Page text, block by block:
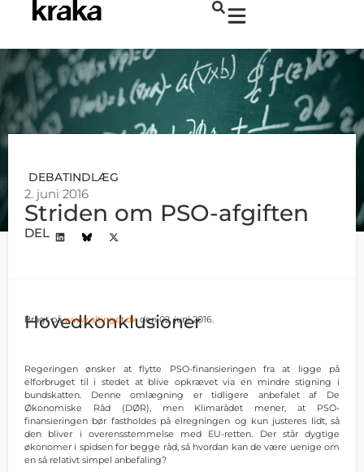
DEBATINDLÆG
2. juni 2016
Striden om PSO-afgiften
DEL
Hovedkonklusioner
Bragt påwww.altinget.dk den 02. juni 2016.
Regeringen ønsker at flytte PSO-finansieringen fra at ligge på
elforbruget til i stedet at blive opkrævet via en mindre stigning i
bundskatten. Denne omlægning er tidligere anbefalet af De
Økonomiske Råd (DØR), men Klimarådet mener, at PSO-
finansieringen bør fastholdes på elregningen og kun justeres lidt, så
den bliver i overensstemmelse med EU-retten. Der står dygtige
økonomer i spidsen for begge råd, så hvordan kan de være uenige om
en så relativt simpel anbefaling?